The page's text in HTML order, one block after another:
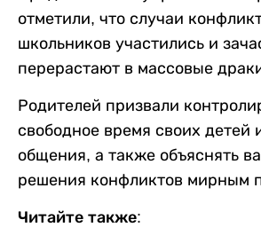
отметили, что случаи
школьников участились и
перерастают в массовые
Родителей призвали
свободное время своих детей
общения, а также объяснять
решения конфликтов мирным
Читайте также: